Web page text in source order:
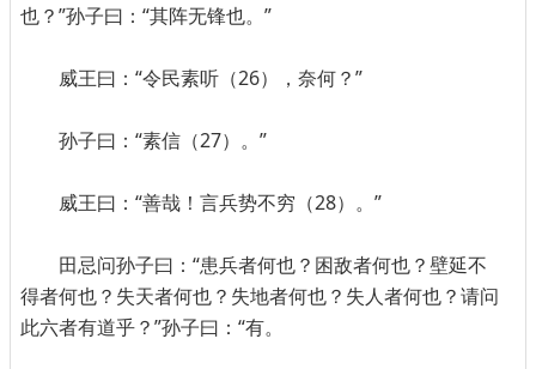
也？”孙子曰：“其阵无锋也。”
威王曰：“令民素听（26），奈何？”
孙子曰：“素信（27）。”
威王曰：“善哉！言兵势不穷（28）。”
田忌问孙子曰：“患兵者何也？困敌者何也？壁延不
得者何也？失天者何也？失地者何也？失人者何也？请问
此六者有道乎？”孙子曰：“有。